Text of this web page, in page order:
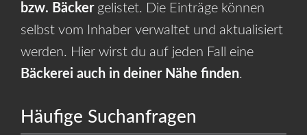
bzw. Bäckergelistet. Die Einträge können
selbst vom Inhaber verwaltet und aktualisiert
werden. Hier wirst du auf jeden Fall eine
Bäckerei auch in deiner Nähe finden.
Häufige Suchanfragen